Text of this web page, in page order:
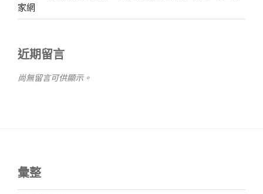
家網
近期留言
尚無留言可供顯示。
彙整